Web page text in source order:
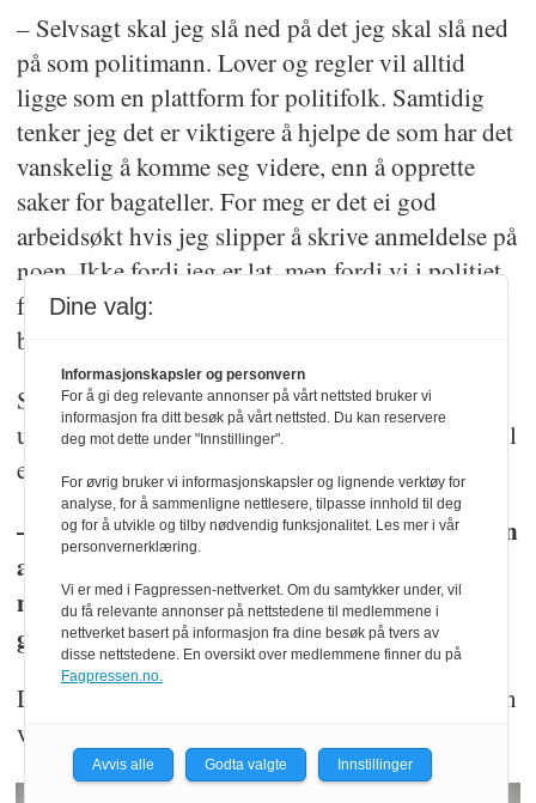
På bakgrunn av dette, samt
avstemningen på Politiforum.no,
bestemmer juryen at Politiforums
Ærespris går til politiførstebetjent
Espen Molland i Sør Øst politidistrikt.
Juryens avgjørelse er enstemmig.
– Selvsagt skal jeg slå ned på det jeg skal slå ned
på som politimann. Lover og regler vil alltid
ligge som en plattform for politifolk. Samtidig
tenker jeg det er viktigere å hjelpe de som har det
vanskelig å komme seg videre, enn å opprette
saker for bagateller. For meg er det ei god
arbeidsøkt hvis jeg slipper å skrive anmeldelse på
noen. Ikke fordi jeg er lat, men fordi vi i politiet
faktisk kan hjelpe folk videre, og da har alle det
bra, sier Molland.
Spesielt kan det være viktig i møte med
utagerende ungdommer. Ofte skal det ikke mer til
enn at han holder rundt dem, for å roe dem ned.
– Ikke bare fordi vi er sterkere, men fordi noen
av de trenger å bli sett. De har bare fått
negative tilbakemeldinger, uansett hva de har
gjort.
Den såkalte «bekymringssamtalen» i ettertid, kan
vare i timesvis.
Dine valg:
Informasjonskapsler og personvern
For å gi deg relevante annonser på vårt nettsted bruker vi
informasjon fra ditt besøk på vårt nettsted. Du kan reservere
deg mot dette under "Innstillinger".
For øvrig bruker vi informasjonskapsler og lignende verktøy for
analyse, for å sammenligne nettlesere, tilpasse innhold til deg
og for å utvikle og tilby nødvendig funksjonalitet. Les mer i vår
personvernerklæring.
Vi er med i Fagpressen-nettverket. Om du samtykker under, vil
du få relevante annonser på nettstedene til medlemmene i
nettverket basert på informasjon fra dine besøk på tvers av
disse nettstedene. En oversikt over medlemmene finner du på
Fagpressen.no.
Avvis alle Godta valgte Innstillinger